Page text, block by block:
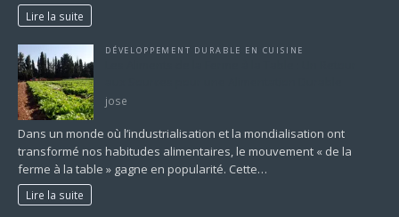
Lire la suite
DÉVELOPPEMENT DURABLE EN CUISINE
jose
Dans un monde où l’industrialisation et la mondialisation ont
transformé nos habitudes alimentaires, le mouvement « de la
ferme à la table » gagne en popularité. Cette…
Lire la suite